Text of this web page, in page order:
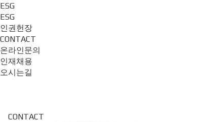
ESG
ESG
인권헌장
CONTACT
온라인문의
인재채용
오시는길
CONTACT